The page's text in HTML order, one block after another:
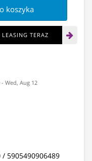
koszyka
LEASING TERAZ
- Wed, Aug 12
/ 5905490906489